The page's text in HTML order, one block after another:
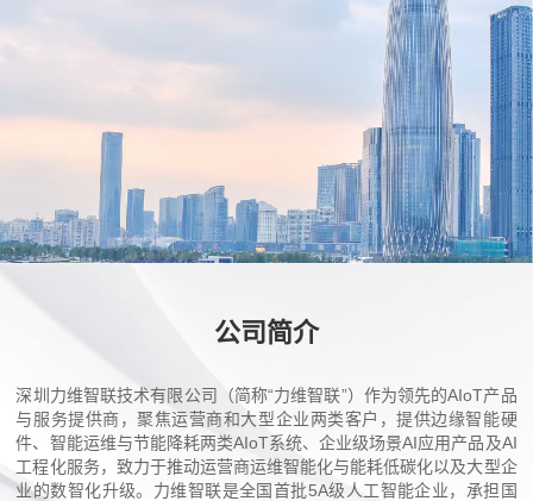
公司简介
深圳力维智联技术有限公司（简称“力维智联”）作为领先的AIoT产品
与服务提供商，聚焦运营商和大型企业两类客户，提供边缘智能硬
件、智能运维与节能降耗两类AIoT系统、企业级场景AI应用产品及AI
工程化服务，致力于推动运营商运维智能化与能耗低碳化以及大型企
业的数智化升级。力维智联是全国首批5A级人工智能企业，承担国